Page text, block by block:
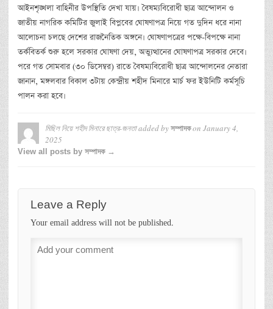
আইনশৃঙ্খলা বাহিনীর উপস্থিতি দেখা যায়। বৈষম্যবিরোধী ছাত্র আন্দোলন ও
জাতীয় নাগরিক কমিটির জুলাই বিপ্লবের ঘোষণাপত্র নিয়ে গত দুদিন ধরে নানা
আলোচনা চলছে দেশের রাজনৈতিক অঙ্গনে। ঘোষণাপত্রের পক্ষে-বিপক্ষে নানা
তর্কবিতর্ক শুরু হলে সরকার ঘোষণা দেয়, অভ্যুত্থানের ঘোষণাপত্র সরকার দেবে।
পরে গত সোমবার (৩০ ডিসেম্বর) রাতে বৈষম্যবিরোধী ছাত্র আন্দোলনের নেতারা
জানান, মঙ্গলবার বিকাল ৩টায় কেন্দ্রীয় শহীদ মিনারে মার্চ ফর ইউনিটি কর্মসূচি
পালন করা হবে।
মিছিল নিয়ে শহীদ মিনারে ছাত্র-জনতাadded by সম্পাদকon January 4,
2025
View all posts by সম্পাদক →
Leave a Reply
Your email address will not be published.